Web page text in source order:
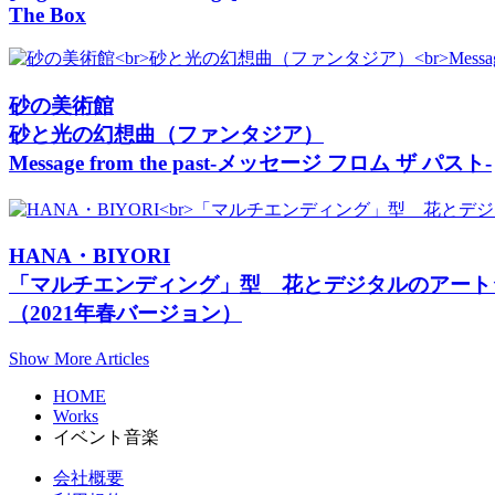
The Box
砂の美術館
砂と光の幻想曲（ファンタジア）
Message from the past-メッセージ フロム ザ パスト-
HANA・BIYORI
「マルチエンディング」型 花とデジタルのアー
（2021年春バージョン）
Show More Articles
HOME
Works
イベント音楽
会社概要